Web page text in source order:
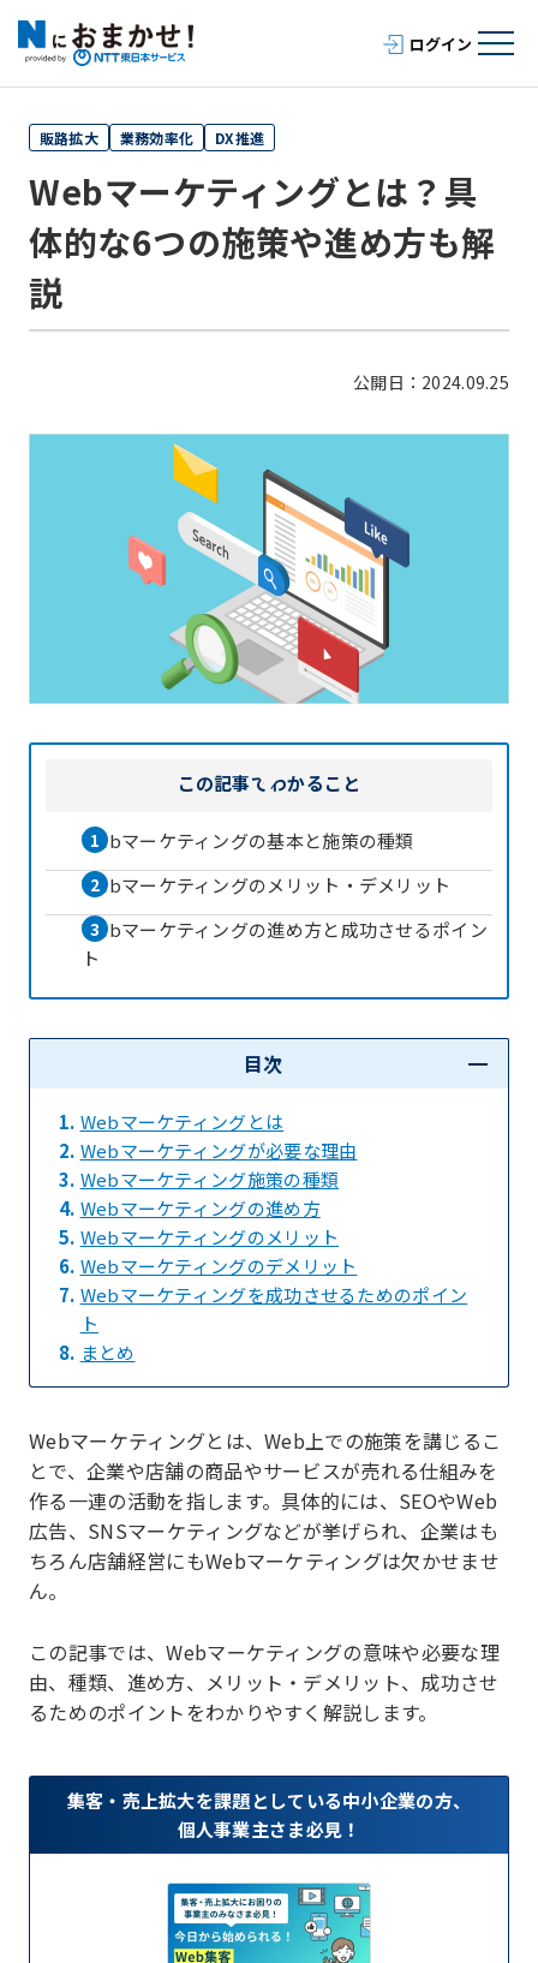
販路拡大 業務効率化 DX推進
Webマーケティングとは？具
体的な6つの施策や進め方も解
説
公開日：2024.09.25
この記事で わかること
Webマーケティングの基本と施策の種類
Webマーケティングのメリット・デメリット
Webマーケティングの進め方と成功させるポイン
ト
目次
1. Webマーケティングとは
2. Webマーケティングが必要な理由
3. Webマーケティング施策の種類
4. Webマーケティングの進め方
5. Webマーケティングのメリット
6. Webマーケティングのデメリット
7. Webマーケティングを成功させるためのポイン
ト
8. まとめ
Webマーケティングとは、Web上での施策を講じるこ
とで、企業や店舗の商品やサービスが売れる仕組みを
作る一連の活動を指します。具体的には、SEOやWeb
広告、SNSマーケティングなどが挙げられ、企業はも
ちろん店舗経営にもWebマーケティングは欠かせませ
ん。
この記事では、Webマーケティングの意味や必要な理
由、種類、進め方、メリット・デメリット、成功させ
るためのポイントをわかりやすく解説します。
集客・売上拡大を課題としている中小企業の方、
個人事業主さま必見！